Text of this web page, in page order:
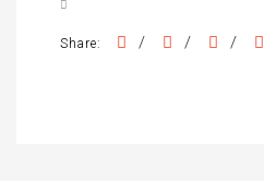
Share: / / /